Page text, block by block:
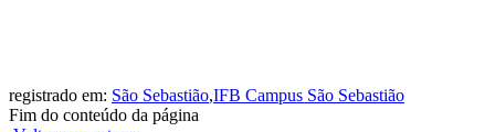
registrado em: São Sebastião,IFB Campus São Sebastião
Fim do conteúdo da página